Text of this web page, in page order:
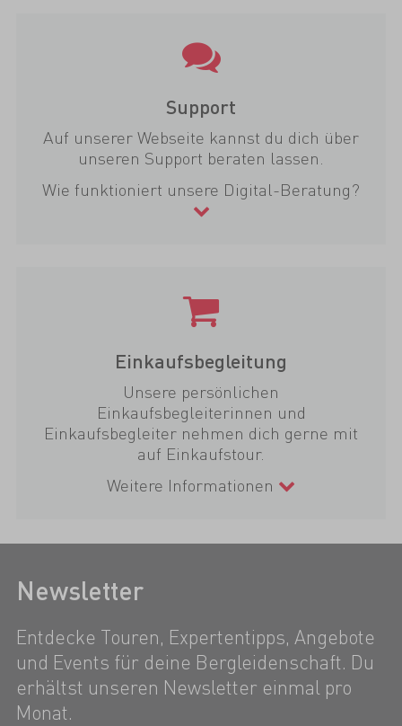
Support
Auf unserer Webseite kannst du dich über
unseren Support beraten lassen.
Wie funktioniert unsere Digital-Beratung?
Einkaufsbegleitung
Unsere persönlichen
Einkaufsbegleiterinnen und
Einkaufsbegleiter nehmen dich gerne mit
auf Einkaufstour.
Weitere Informationen
Newsletter
Entdecke Touren, Expertentipps, Angebote
und Events für deine Bergleidenschaft. Du
erhältst unseren Newsletter einmal pro
Monat.